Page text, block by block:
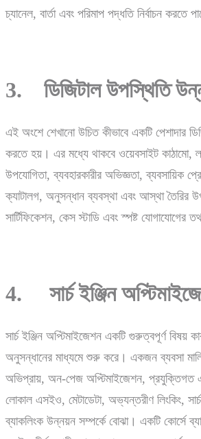
চ্যানেল, বার্তা এবং পরিমাপ পদ্ধতি নির্বাচন করতে
3. ডিজিটাল উপস্থিতি
এই অংশে শেখানো উচিত কীভাবে একটি পেশাদার
করতে হয়। এর মধ্যে থাকবে ওয়েবসাইট কাঠামো,
উপযোগিতা, ব্যবহারকারীর অভিজ্ঞতা, ব্যবসায়িক
ক্যাটালগ, অনুসন্ধান ব্যবস্থা এবং আস্থা তৈরির
সার্টিফিকেশন, কেস স্টাডি এবং স্পষ্ট যোগাযোগের
4. সার্চ ইঞ্জিন
সার্চ ইঞ্জিন অপ্টিমাইজেশন একটি গুরুত্বপূর্ণ বিষয়
অনুসন্ধানের মাধ্যমে শুরু করে। একজন ব্যবসা
অভিপ্রায়, অন-পেজ অপ্টিমাইজেশন, প্রযুক্তিগত
লোকাল এসইও, মেটাডেটা, অভ্যন্তরীণ লিংকিং,
ব্যাকলিংক উন্নয়ন সম্পর্কে বোঝা। একটি কোর্সে